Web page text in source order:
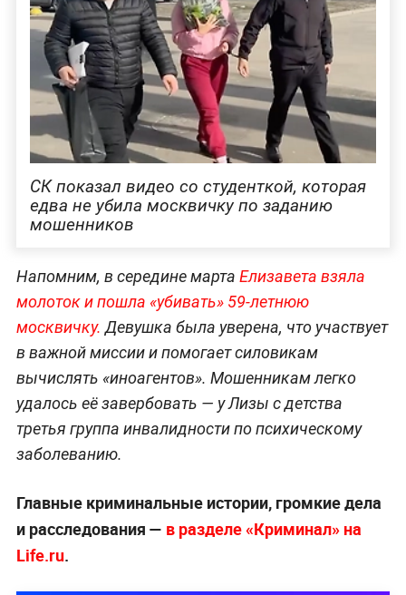
СК показал видео со студенткой, которая
едва не убила москвичку по заданию
мошенников
Напомним, в середине марта Елизавета взяла
молоток и пошла «убивать» 59-летнюю
москвичку.Девушка была уверена, что участвует
в важной миссии и помогает силовикам
вычислять «иноагентов». Мошенникам легко
удалось её завербовать — у Лизы с детства
третья группа инвалидности по психическому
заболеванию.
Главные криминальные истории, громкие дела
и расследования — в разделе «Криминал» на
Life.ru.